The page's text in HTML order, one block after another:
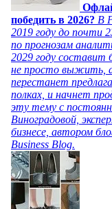
победить в 2026? В
2019 году до почти
по прогнозам
2029 году
не просто выжить, а
перестанет
полках, и начнет
эту тему с
Виноградовой,
бизнесе, автором
Business Blog.